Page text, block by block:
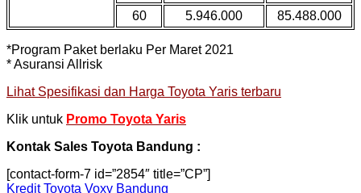
60
5.946.000 85.488.000
*Program Paket berlaku Per Maret 2021
* Asuransi Allrisk
Lihat Spesifikasi dan Harga Toyota Yaris terbaru
Klik untuk Promo Toyota Yaris
Kontak Sales Toyota Bandung :
[contact-form-7 id=”2854″ title=”CP”]
Kredit Toyota Voxy Bandung